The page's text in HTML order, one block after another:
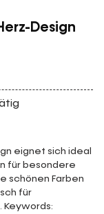
Design
eignet sich ideal
für besondere
schönen Farben
für
Keywords: